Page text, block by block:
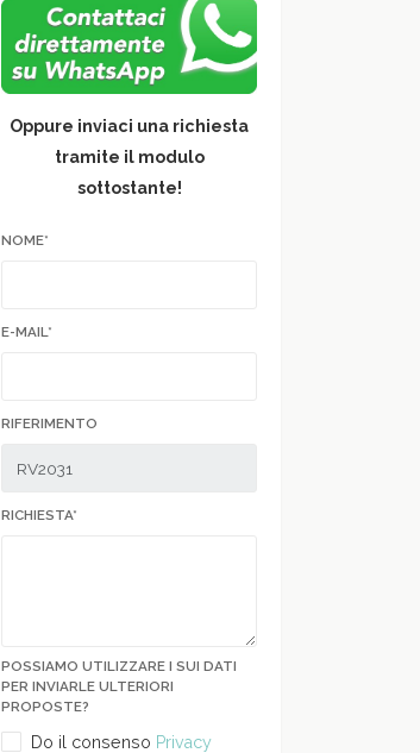
Oppure inviaci una richiesta
tramite il modulo
sottostante!
NOME*
E-MAIL*
RIFERIMENTO
RICHIESTA*
POSSIAMO UTILIZZARE I SUI DATI
PER INVIARLE ULTERIORI
PROPOSTE?
Do il consenso Privacy